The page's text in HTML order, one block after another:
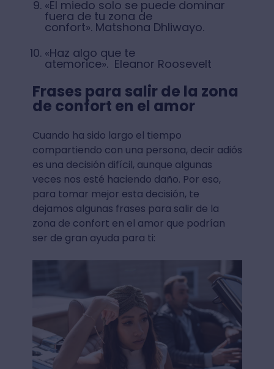
«El miedo solo se puede dominar
fuera de tu zona de
confort». Matshona Dhliwayo.
«Haz algo que te
atemorice». Eleanor Roosevelt
Frases para salir de la zona
de confort en el amor
Cuando ha sido largo el tiempo
compartiendo con una persona, decir adiós
es una decisión difícil, aunque algunas
veces nos esté haciendo daño. Por eso,
para tomar mejor esta decisión, te
dejamos algunas frases para salir de la
zona de confort en el amor que podrían
ser de gran ayuda para ti: